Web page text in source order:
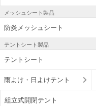
メッシュシート製品
防炎メッシュシート
テントシート製品
テントシート
雨よけ・日よけテント
組立式開閉テント